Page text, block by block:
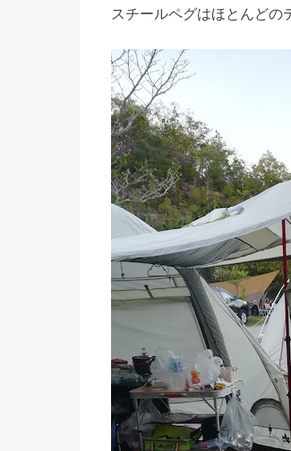
スチールペグはほとんどの